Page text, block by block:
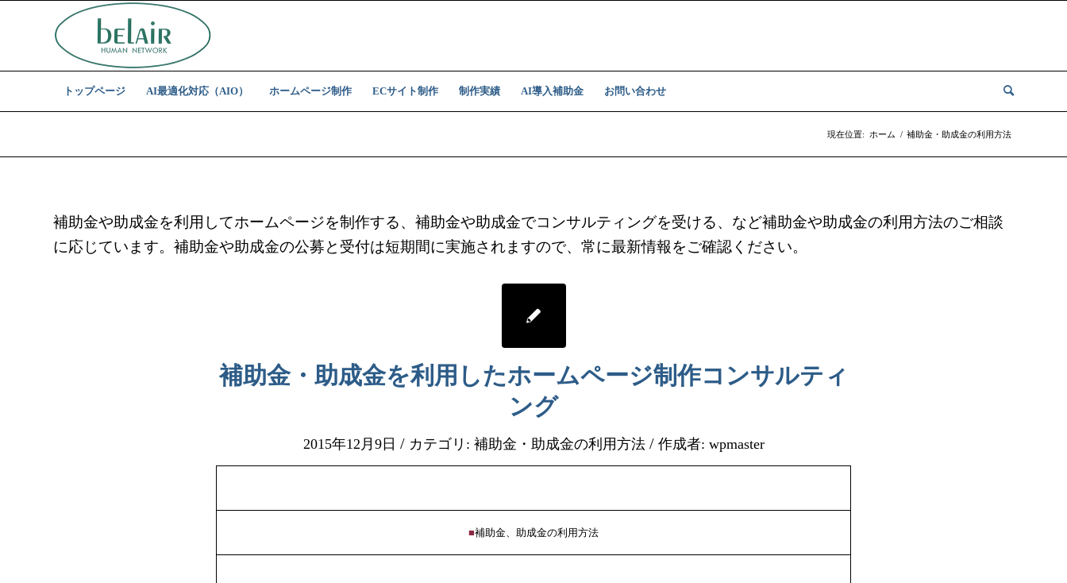
トップページ AI最適化対応（AIO） ホームページ制作 ECサイト制作 制作実績 AI導入補助金 お問い合わせ
現在位置: ホーム / 補助金・助成金の利用方法
補助金や助成金を利用してホームページを制作する、補助金や助成金でコンサルティングを受ける、など補助金や助成金の利用方法のご相談
に応じています。補助金や助成金の公募と受付は短期間に実施されますので、常に最新情報をご確認ください。
補助金・助成金を利用したホームページ制作コンサルティ
ング
2015年12月9日 / カテゴリ: 補助金・助成金の利用方法 / 作成者: wpmaster
■補助金、助成金の利用方法